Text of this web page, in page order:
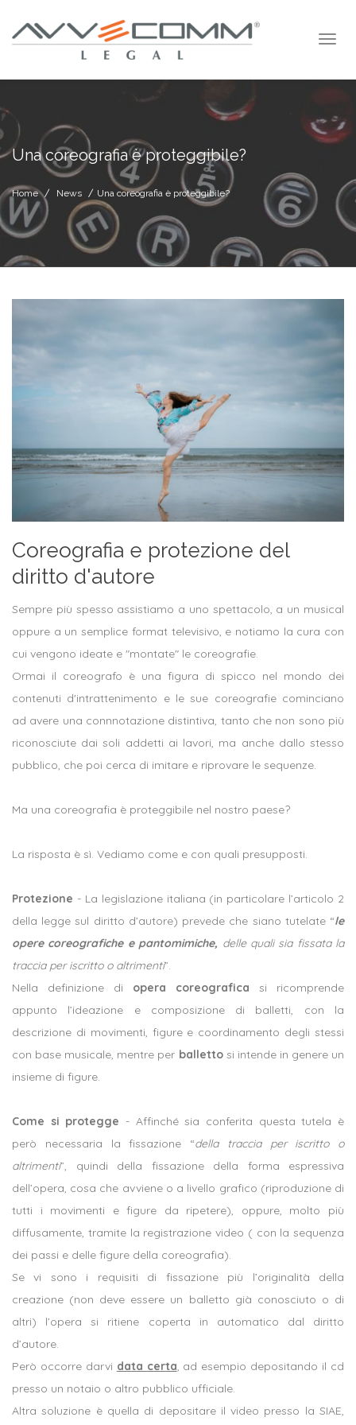
Una coreografia è proteggibile?
Home News Una coreografia è proteggibile?
Coreografia e protezione del
diritto d'autore
Sempre più spesso assistiamo a uno spettacolo, a un musical
oppure a un semplice format televisivo, e notiamo la cura con
cui vengono ideate e "montate" le coreografie.
Ormai il coreografo è una figura di spicco nel mondo dei
contenuti d'intrattenimento e le sue coreografie cominciano
ad avere una connnotazione distintiva, tanto che non sono più
riconosciute dai soli addetti ai lavori, ma anche dallo stesso
pubblico, che poi cerca di imitare e riprovare le sequenze.
Ma una coreografia è proteggibile nel nostro paese?
La risposta è sì. Vediamo come e con quali presupposti.
Protezione - La legislazione italiana (in particolare l’articolo 2
della legge sul diritto d’autore) prevede che siano tutelate “le
opere coreografiche e pantomimiche, delle quali sia fissata la
traccia per iscritto o altrimenti”.
Nella definizione di opera coreografica si ricomprende
appunto l’ideazione e composizione di balletti, con la
descrizione di movimenti, figure e coordinamento degli stessi
con base musicale, mentre per ballettosi intende in genere un
insieme di figure.
Come si protegge - Affinché sia conferita questa tutela è
però necessaria la fissazione “della traccia per iscritto o
altrimenti”, quindi della fissazione della forma espressiva
dell’opera, cosa che avviene o a livello grafico (riproduzione di
tutti i movimenti e figure da ripetere), oppure, molto più
diffusamente, tramite la registrazione video ( con la sequenza
dei passi e delle figure della coreografia).
Se vi sono i requisiti di fissazione più l’originalità della
creazione (non deve essere un balletto già conosciuto o di
altri) l’opera si ritiene coperta in automatico dal diritto
d’autore.
Però occorre darvi data certa, ad esempio depositando il cd
presso un notaio o altro pubblico ufficiale.
Altra soluzione è quella di depositare il video presso la SIAE,